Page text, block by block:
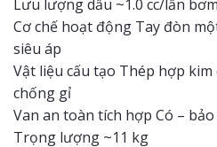
Lưu lượng dầu ~1.0 cc/lần bơm
Cơ chế hoạt động Tay đòn
siêu áp
Vật liệu cấu tạo Thép hợp
chống gỉ
Van an toàn tích hợp Có –
Trọng lượng ~11 kg